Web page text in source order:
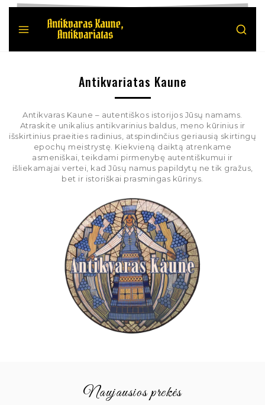
Antikvariatas Kaune
Antikvaras Kaune – autentiškos istorijos Jūsų namams.
Atraskite unikalius antikvarinius baldus, meno kūrinius ir
išskirtinius praeities radinius, atspindinčius geriausią skirtingų
epochų meistrystę. Kiekvieną daiktą atrenkame
asmeniškai, teikdami pirmenybę autentiškumui ir
išliekamajai vertei, kad Jūsų namus papildytų ne tik gražus,
bet ir istoriškai prasmingas kūrinys.
Naujausios prekės